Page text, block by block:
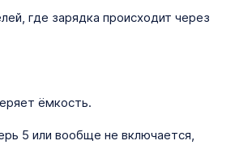
где зарядка происходит через
ёмкость.
5 или вообще не включается,